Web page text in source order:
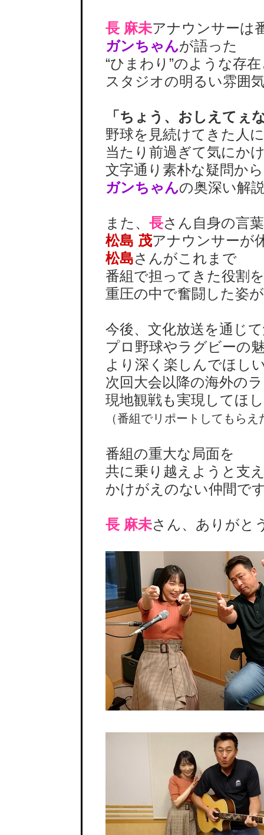
長 麻未アナウンサーは
ガンちゃんが語った
“ひまわり”のような存
スタジオの明るい雰囲
「ちょう、おしえてぇ
野球を見続けてきた人
当たり前過ぎて気にか
文字通り素朴な疑問か
ガンちゃんの奥深い解
また、 長さん自身の言
松島 茂アナウンサーが
松島さんがこれまで
番組で担ってきた役割
重圧の中で奮闘した姿
今後、文化放送を通じ
プロ野球やラグビーの
より深く楽しんでほし
次回大会以降の海外の
現地観戦も実現してほ
（番組でリポートしてもら
番組の重大な局面を
共に乗り越えようと支
かけがえのない仲間で
長 麻未さん、ありがと